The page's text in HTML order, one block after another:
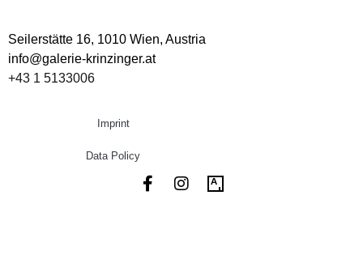
Seilerstätte 16, 1010 Wien, Austria
info@galerie-krinzinger.at
+43 1 5133006
Imprint
Data Policy